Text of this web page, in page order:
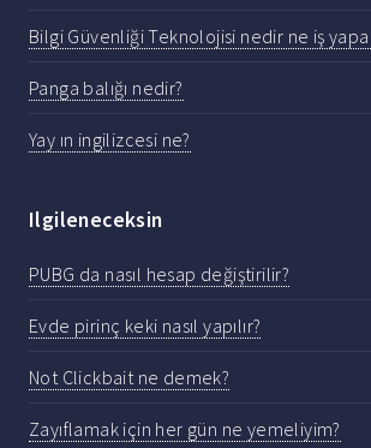
Bilgi Güvenliği Teknolojisi nedir ne iş yapar
Panga balığı nedir?
Yay ın ingilizcesi ne?
Ilgileneceksin
PUBG da nasıl hesap değiştirilir?
Evde pirinç keki nasıl yapılır?
Not Clickbait ne demek?
Zayıflamak için her gün ne yemeliyim?